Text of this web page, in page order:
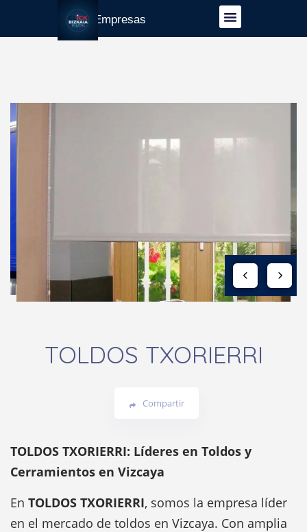
Guía Empresas
TOLDOS TXORIERRI
Compartir
TOLDOS TXORIERRI: Líderes en Toldos y
Cerramientos en Vizcaya
En TOLDOS TXORIERRI, somos la empresa líder
en el mercado de toldos en Vizcaya. Con amplia